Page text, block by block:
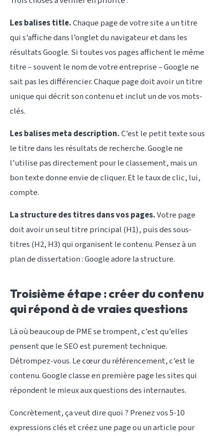
Les balises title.Chaque page de votre site a un titre
qui s’affiche dans l’onglet du navigateur et dans les
résultats Google. Si toutes vos pages affichent le même
titre – souvent le nom de votre entreprise – Google ne
sait pas les différencier. Chaque page doit avoir un titre
unique qui décrit son contenu et inclut un de vos mots-
clés.
Les balises meta description.C’est le petit texte sous
le titre dans les résultats de recherche. Google ne
l’utilise pas directement pour le classement, mais un
bon texte donne envie de cliquer. Et le taux de clic, lui,
compte.
La structure des titres dans vos pages.Votre page
doit avoir un seul titre principal (H1), puis des sous-
titres (H2, H3) qui organisent le contenu. Pensez à un
plan de dissertation : Google adore la structure.
Troisième étape : créer du contenu
qui répond à de vraies questions
Là où beaucoup de PME se trompent, c’est qu’elles
pensent que le SEO est purement technique.
Détrompez-vous. Le cœur du référencement, c’est le
contenu. Google classe en première page les sites qui
répondent le mieux aux questions des internautes.
Concrètement, ça veut dire quoi ? Prenez vos 5-10
expressions clés et créez une page ou un article pour